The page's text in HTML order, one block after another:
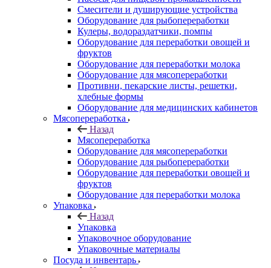
Смесители и душирующие устройства
Оборудование для рыбопереработки
Кулеры, водораздатчики, помпы
Оборудование для переработки овощей и
фруктов
Оборудование для переработки молока
Оборудование для мясопереработки
Противни, пекарские листы, решетки,
хлебные формы
Оборудование для медицинских кабинетов
Мясопереработка
Назад
Мясопереработка
Оборудование для мясопереработки
Оборудование для рыбопереработки
Оборудование для переработки овощей и
фруктов
Оборудование для переработки молока
Упаковка
Назад
Упаковка
Упаковочное оборудование
Упаковочные материалы
Посуда и инвентарь